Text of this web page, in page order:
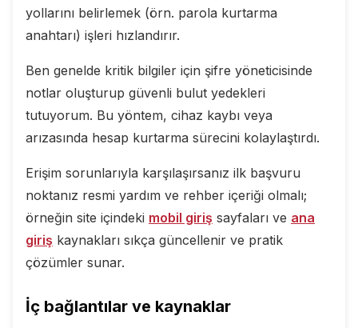
yollarını belirlemek (örn. parola kurtarma
anahtarı) işleri hızlandırır.
Ben genelde kritik bilgiler için şifre yöneticisinde
notlar oluşturup güvenli bulut yedekleri
tutuyorum. Bu yöntem, cihaz kaybı veya
arızasında hesap kurtarma sürecini kolaylaştırdı.
Erişim sorunlarıyla karşılaşırsanız ilk başvuru
noktanız resmi yardım ve rehber içeriği olmalı;
örneğin site içindeki mobil giriş sayfaları ve ana
giriş kaynakları sıkça güncellenir ve pratik
çözümler sunar.
İç bağlantılar ve kaynaklar